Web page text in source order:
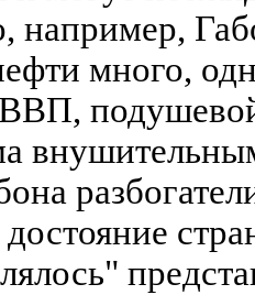
например,
много,